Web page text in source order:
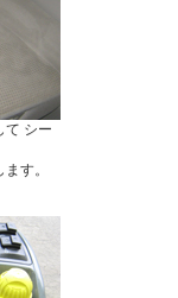
て シー
す。